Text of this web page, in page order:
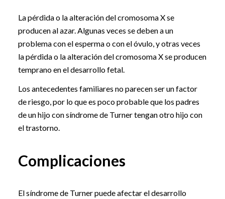
La pérdida o la alteración del cromosoma X se
producen al azar. Algunas veces se deben a un
problema con el esperma o con el óvulo, y otras veces
la pérdida o la alteración del cromosoma X se producen
temprano en el desarrollo fetal.
Los antecedentes familiares no parecen ser un factor
de riesgo, por lo que es poco probable que los padres
de un hijo con síndrome de Turner tengan otro hijo con
el trastorno.
Complicaciones
El síndrome de Turner puede afectar el desarrollo